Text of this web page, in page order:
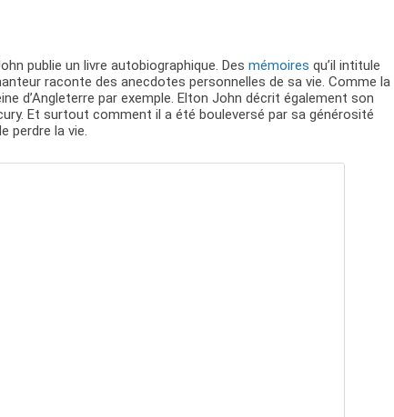
publie un livre autobiographique. Des mémoires qu’il intitule
raconte des anecdotes personnelles de sa vie. Comme la
d’Angleterre par exemple. Elton John décrit également son
Et surtout comment il a été bouleversé par sa générosité
perdre la vie.